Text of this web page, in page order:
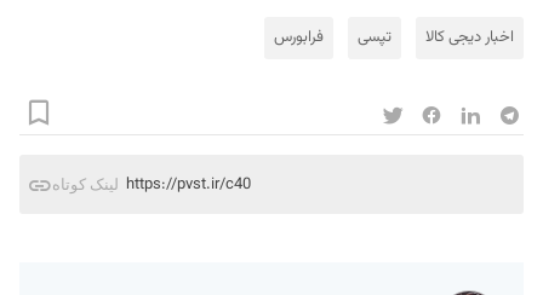
اخبار دیجی کالا تپسی فرابورس
لینک کوتاه https://pvst.ir/c40